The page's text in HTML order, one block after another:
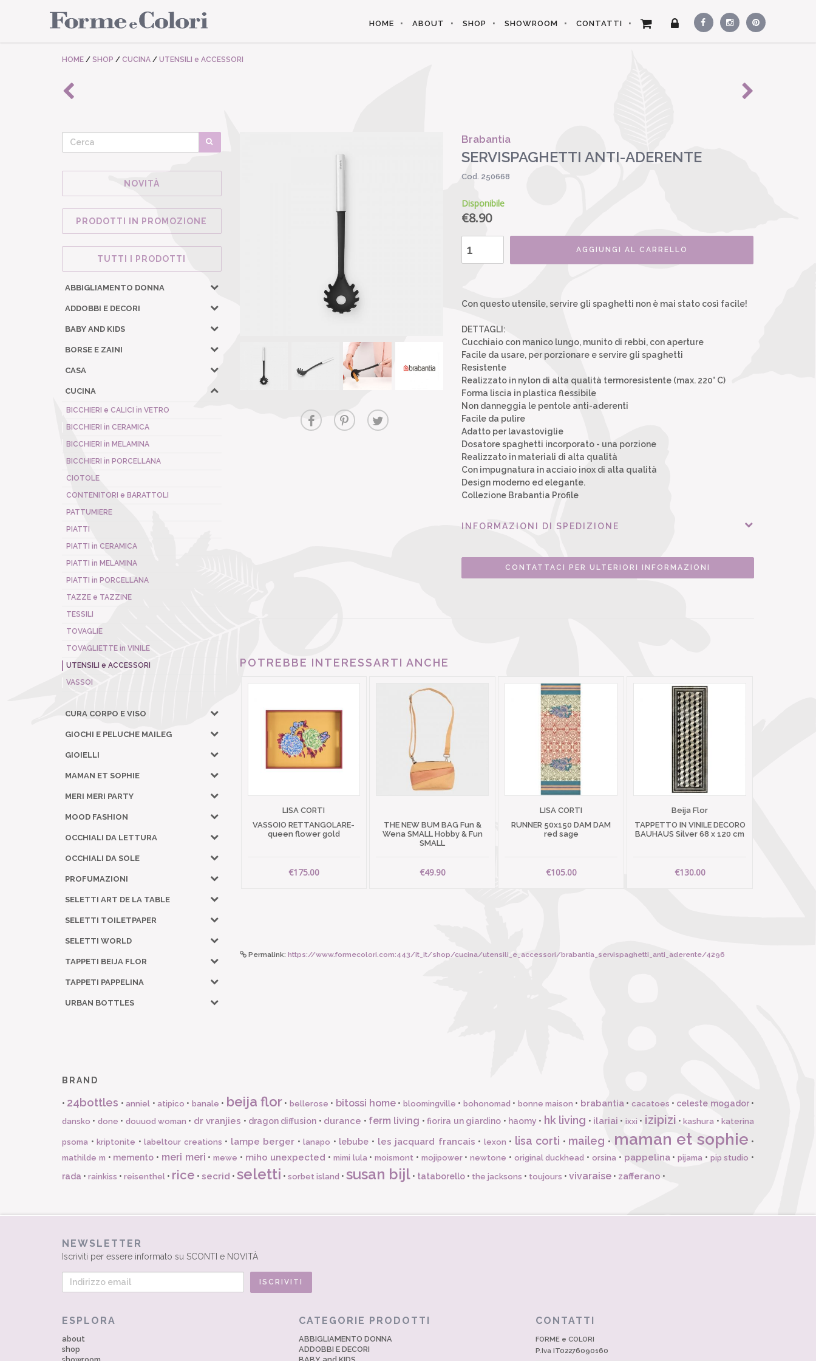
HOME ABOUT SHOP SHOWROOM CONTATTI
HOME / SHOP / CUCINA / UTENSILI e ACCESSORI
NOVITÀ
PRODOTTI IN PROMOZIONE
TUTTI I PRODOTTI
ABBIGLIAMENTO DONNA
ADDOBBI E DECORI
BABY AND KIDS
BORSE E ZAINI
CASA
CUCINA
BICCHIERI e CALICI in VETRO
BICCHIERI in CERAMICA
BICCHIERI in MELAMINA
BICCHIERI in PORCELLANA
CIOTOLE
CONTENITORI e BARATTOLI
PATTUMIERE
PIATTI
PIATTI in CERAMICA
PIATTI in MELAMINA
PIATTI in PORCELLANA
TAZZE e TAZZINE
TESSILI
TOVAGLIE
TOVAGLIETTE in VINILE
UTENSILI e ACCESSORI
VASSOI
CURA CORPO E VISO
GIOCHI E PELUCHE MAILEG
GIOIELLI
MAMAN ET SOPHIE
MERI MERI PARTY
MOOD FASHION
OCCHIALI DA LETTURA
OCCHIALI DA SOLE
PROFUMAZIONI
SELETTI ART DE LA TABLE
SELETTI TOILETPAPER
SELETTI WORLD
TAPPETI BEIJA FLOR
TAPPETI PAPPELINA
URBAN BOTTLES
Brabantia
SERVISPAGHETTI ANTI-ADERENTE
Cod. 250668
Disponibile
€8.90
AGGIUNGI AL CARRELLO
Con questo utensile, servire gli spaghetti non è mai stato così facile!
DETTAGLI:
Cucchiaio con manico lungo, munito di rebbi, con aperture
Facile da usare, per porzionare e servire gli spaghetti
Resistente
Realizzato in nylon di alta qualità termoresistente (max. 220° C)
Forma liscia in plastica flessibile
Non danneggia le pentole anti-aderenti
Facile da pulire
Adatto per lavastoviglie
Dosatore spaghetti incorporato - una porzione
Realizzato in materiali di alta qualità
Con impugnatura in acciaio inox di alta qualità
Design moderno ed elegante.
Collezione Brabantia Profile
INFORMAZIONI DI SPEDIZIONE
CONTATTACI PER ULTERIORI INFORMAZIONI
POTREBBE INTERESSARTI ANCHE
LISA CORTI
VASSOIO RETTANGOLARE-
queen flower gold
€175.00
THE NEW BUM BAG Fun &
Wena SMALL Hobby & Fun
SMALL
€49.90
LISA CORTI
RUNNER 50x150 DAM DAM
red sage
€105.00
Beija Flor
TAPPETTO IN VINILE DECORO
BAUHAUS Silver 68 x 120 cm
€130.00
Permalink: https://www.formecolori.com:443/it_it/shop/cucina/utensili_e_accessori/brabantia_servispaghetti_anti_aderente/4296
BRAND
• 24bottles •anniel •atipico • banale • beija flor • bellerose • bitossi home • bloomingville • bohonomad • bonne maison • brabantia• cacatoes • celeste mogador•
dansko • done • douuod woman • dr vranjies • dragon diffusion • durance • ferm living •fiorira un giardino • haomy • hk living • ilariai • ixxi • izipizi •kashura •katerina
psoma •kriptonite •labeltour creations • lampe berger •lanapo • lebube • les jacquard francais • lexon • lisa corti • maileg • maman et sophie •
mathilde m • memento • meri meri •mewe • miho unexpected • mimi lula •moismont • mojipower•newtone • original duckhead • orsina • pappelina•pijama • pip studio •
rada • rainkiss • reisenthel • rice • secrid • seletti • sorbet island • susan bijl • tataborello • the jacksons • toujours • vivaraise • zafferano •
NEWSLETTER
Iscriviti per essere informato su SCONTI e NOVITÀ
ESPLORA
about
shop
CATEGORIE PRODOTTI
ABBIGLIAMENTO DONNA
ADDOBBI E DECORI
CONTATTI
FORME e COLORI
P.Iva IT02276090160